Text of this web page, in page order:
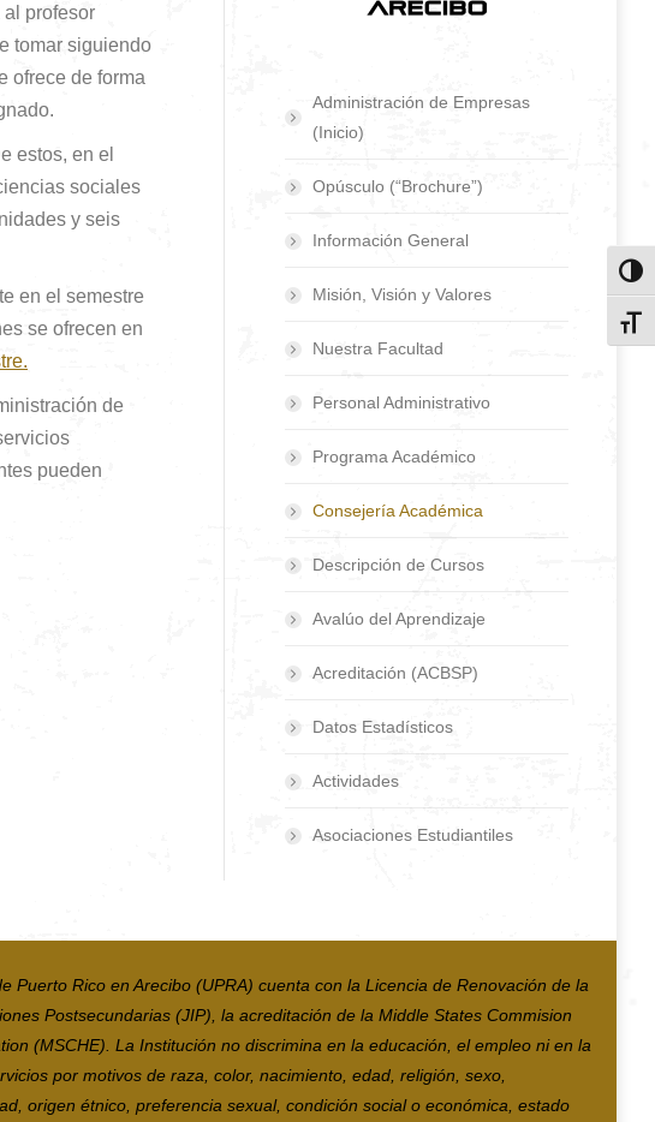
profesor
tomar siguiendo
ofrece de forma
estos, en el
sociales
y seis
en el semestre
se ofrecen en
de
pueden
Administración de Empresas
(Inicio)
Opúsculo (“Brochure”)
Información General
Misión, Visión y Valores
Nuestra Facultad
Personal Administrativo
Programa Académico
Consejería Académica
Descripción de Cursos
Avalúo del Aprendizaje
Acreditación (ACBSP)
Datos Estadísticos
Actividades
Asociaciones Estudiantiles
Puerto Rico en Arecibo (UPRA) cuenta con la Licencia de Renovación de la
Postsecundarias (JIP), la acreditación de la Middle States Commision
(MSCHE). La Institución no discrimina en la educación, el empleo ni en la
por motivos de raza, color, nacimiento, edad, religión, sexo,
origen étnico, preferencia sexual, condición social o económica, estado